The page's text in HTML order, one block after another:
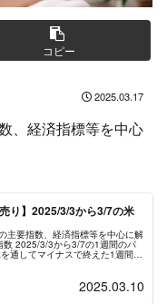
コピー
2025.03.17
、経済指標等を中心
り】2025/3/3から3/7の米
主要指数、経済指標等を中心に解
数 2025/3/3から3/7の1週間のパ
通してマイナスで終えた1週間で
2025.03.10